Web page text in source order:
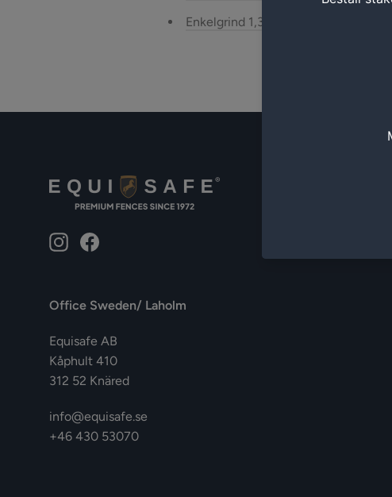
Enkelgrind 1,3m bred
InstagramFacebook
Office Sweden/ Laholm
Equisafe AB
Kåphult 410
312 52 Knäred
info@equisafe.se
+46 430 53070